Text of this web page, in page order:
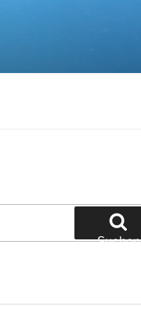
Suchen